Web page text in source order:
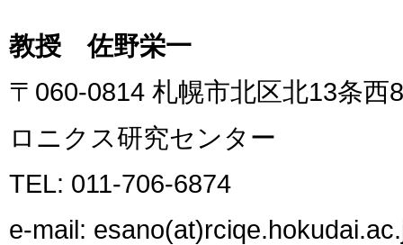
教授 佐野栄一
〒060-0814 札幌市北区北13条
ロニクス研究センター
TEL: 011-706-6874
e-mail: